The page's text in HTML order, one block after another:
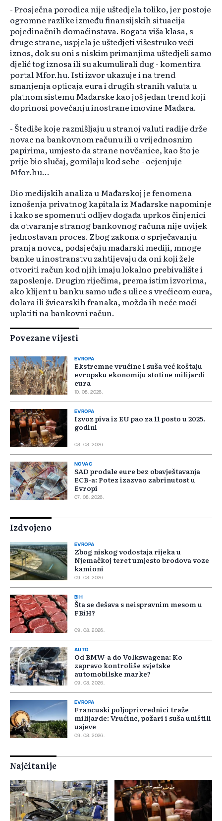
- Prosječna porodica nije uštedjela toliko, jer postoje
ogromne razlike između finansijskih situacija
pojedinačnih domaćinstava. Bogata viša klasa, s
druge strane, uspjela je uštedjeti višestruko veći
iznos, dok su oni s niskim primanjima uštedjeli samo
djelić tog iznosa ili su akumulirali dug - komentira
portal Mfor.hu. Isti izvor ukazuje i na trend
smanjenja opticaja eura i drugih stranih valuta u
platnom sistemu Mađarske kao još jedan trend koji
doprinosi povećanju inostrane imovine Mađara.
- Štediše koje razmišljaju u stranoj valuti radije drže
novac na bankovnom računu ili u vrijednosnim
papirima, umjesto da strane novčanice, kao što je
prije bio slučaj, gomilaju kod sebe - ocjenjuje
Mfor.hu...
Dio medijskih analiza u Mađarskoj je fenomena
iznošenja privatnog kapitala iz Mađarske napominje
i kako se spomenuti odljev događa uprkos činjenici
da otvaranje stranog bankovnog računa nije uvijek
jednostavan proces. Zbog zakona o sprječavanju
pranja novca, podsjećaju mađarski mediji, mnoge
banke u inostranstvu zahtijevaju da oni koji žele
otvoriti račun kod njih imaju lokalno prebivalište i
zaposlenje. Drugim riječima, prema istim izvorima,
ako klijent u banku samo uđe s ulice s vrećicom eura,
dolara ili švicarskih franaka, možda ih neće moći
uplatiti na bankovni račun.
Povezane vijesti
EVROPA
Ekstremne vrućine i suša već koštaju
evropsku ekonomiju stotine milijardi
eura
10. 08. 2026.
EVROPA
Izvoz piva iz EU pao za 11 posto u 2025.
godini
08. 08. 2026.
NOVAC
SAD prodale eure bez obavještavanja
ECB-a: Potez izazvao zabrinutost u
Evropi
07. 08. 2026.
Izdvojeno
EVROPA
Zbog niskog vodostaja rijeka u
Njemačkoj teret umjesto brodova voze
kamioni
09. 08. 2026.
BIH
Šta se dešava s neispravnim mesom u
FBiH?
09. 08. 2026.
AUTO
Od BMW-a do Volkswagena: Ko
zapravo kontroliše svjetske
automobilske marke?
09. 08. 2026.
EVROPA
Francuski poljoprivrednici traže
milijarde: Vrućine, požari i suša uništili
usjeve
09. 08. 2026.
Najčitanije